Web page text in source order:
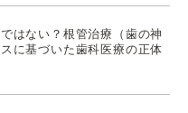
はない？根管治療（歯の神
に基づいた歯科医療の正体